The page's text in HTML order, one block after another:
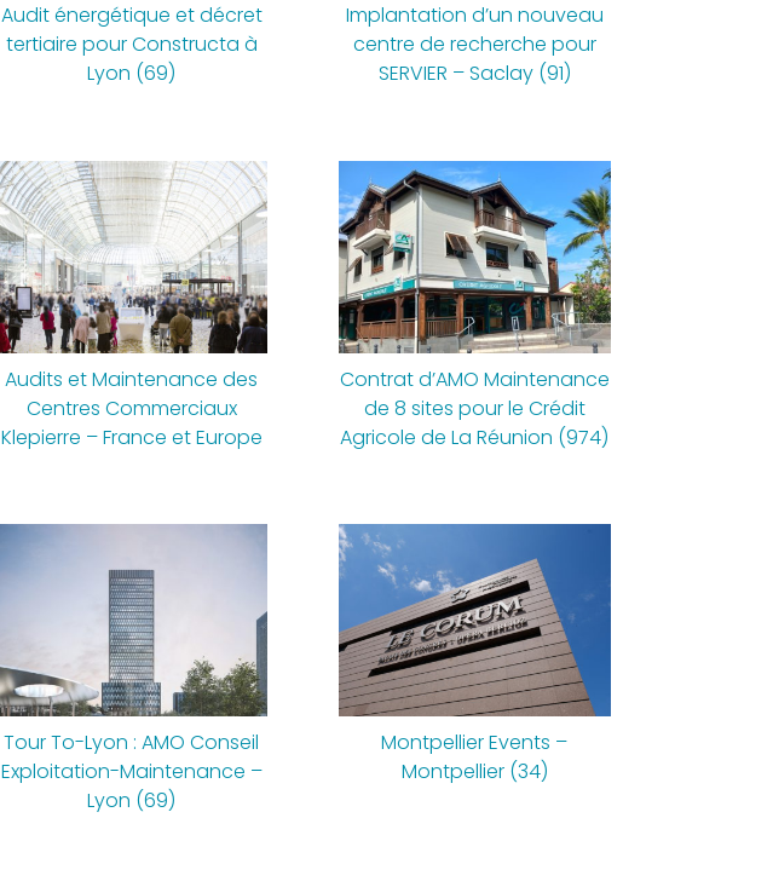
Audit énergétique et décret
tertiaire pour Constructa à
Lyon (69)
Implantation d’un nouveau
centre de recherche pour
SERVIER – Saclay (91)
Audits et Maintenance des
Centres Commerciaux
Klepierre – France et Europe
Contrat d’AMO Maintenance
de 8 sites pour le Crédit
Agricole de La Réunion (974)
Tour To-Lyon : AMO Conseil
Exploitation-Maintenance –
Lyon (69)
Montpellier Events –
Montpellier (34)